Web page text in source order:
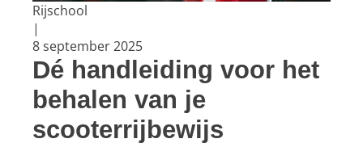
Rijschool
|
8 september 2025
Dé handleiding voor het
behalen van je
scooterrijbewijs